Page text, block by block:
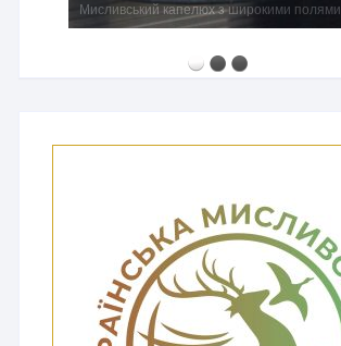
Мисливський капелюх з широкими полями